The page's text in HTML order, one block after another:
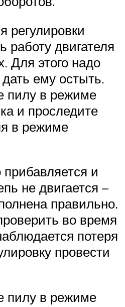
регулировки
работу двигателя
Для этого надо
ему остыть.
пилу в режиме
и проследите
в режиме
и
не двигается –
правильно.
во время
потеря
провести
пилу в режиме